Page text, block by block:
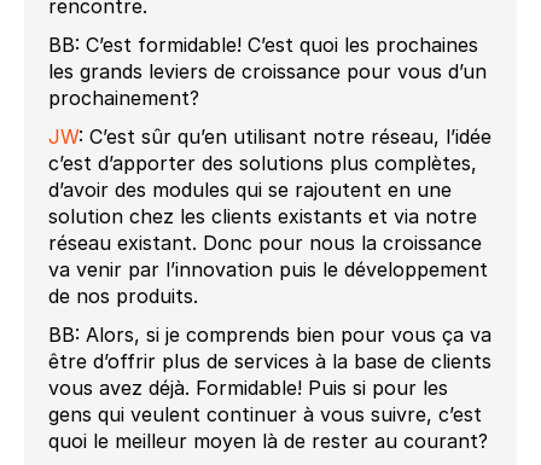
rencontre.
BB: C’est formidable! C’est quoi les prochaines
les grands leviers de croissance pour vous d’un
prochainement?
JW: C’est sûr qu’en utilisant notre réseau, l’idée
c’est d’apporter des solutions plus complètes,
d’avoir des modules qui se rajoutent en une
solution chez les clients existants et via notre
réseau existant. Donc pour nous la croissance
va venir par l’innovation puis le développement
de nos produits.
BB: Alors, si je comprends bien pour vous ça va
être d’offrir plus de services à la base de clients
vous avez déjà. Formidable! Puis si pour les
gens qui veulent continuer à vous suivre, c’est
quoi le meilleur moyen là de rester au courant?